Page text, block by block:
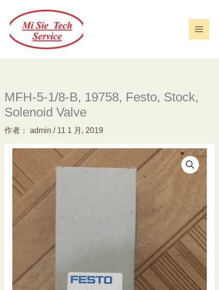
MFH-5-1/8-B, 19758, Festo, Stock,
Solenoid Valve
作者： admin / 11 1 月, 2019